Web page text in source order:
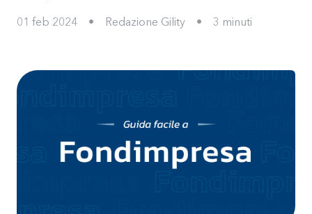
01 feb 2024 • Redazione Gility • 3 minuti